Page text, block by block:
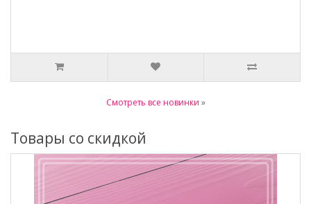
Смотреть все новинки »
Товары со скидкой